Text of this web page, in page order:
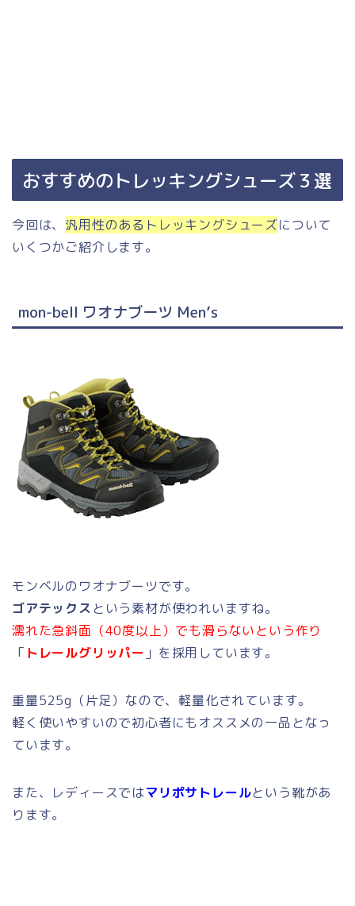
おすすめのトレッキングシューズ３選
今回は、 汎用性のあるトレッキングシューズについて
いくつかご紹介します。
mon-bell ワオナブーツ Men’s
モンベルのワオナブーツです。
ゴアテックス という素材が使われいますね。
濡れた急斜面（40度以上）でも滑らないという作り
「 トレールグリッパー 」を採用しています。
重量525g（片足）なので、軽量化されています。
軽く使いやすいので初心者にもオススメの一品となっ
ています。
また、レディースではマリポサトレールという靴があ
ります。